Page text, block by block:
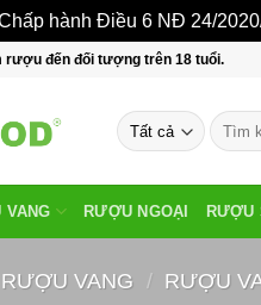
hành Điều 6 NĐ 24/
rượu đến đối tượng trên 18 tuổi.
Tìm
kiếm:
VANG RƯỢU NGOẠI RƯỢU
RƯỢU VANG / RƯỢU